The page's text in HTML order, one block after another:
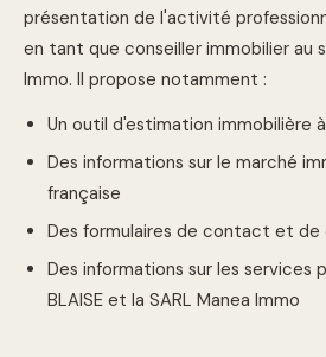
présentation de l'activité
en tant que conseiller immobilier au
Immo. Il propose notamment :
Un outil d'estimation immobilière
Des informations sur le marché
française
Des formulaires de contact et
Des informations sur les services
BLAISE et la SARL Manea Immo